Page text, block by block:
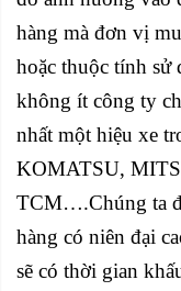
hàng mà đơn vị
hoặc thuộc tính
không ít công ty
nhất một hiệu xe
KOMATSU,
TCM….Chúng ta
hàng có niên đại
sẽ có thời gian